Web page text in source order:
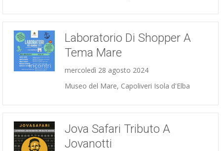
Incontri
Laboratorio Di Shopper A
Tema Mare
mercoledì 28 agosto 2024
Museo del Mare, Capoliveri Isola d'Elba
Jova Safari Tributo A
Jovanotti